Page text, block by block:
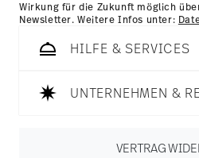
Wirkung für die Zukunft möglich
Newsletter. Weitere Infos unter:
HILFE & SERVICES
UNTERNEHMEN &
VERTRAG